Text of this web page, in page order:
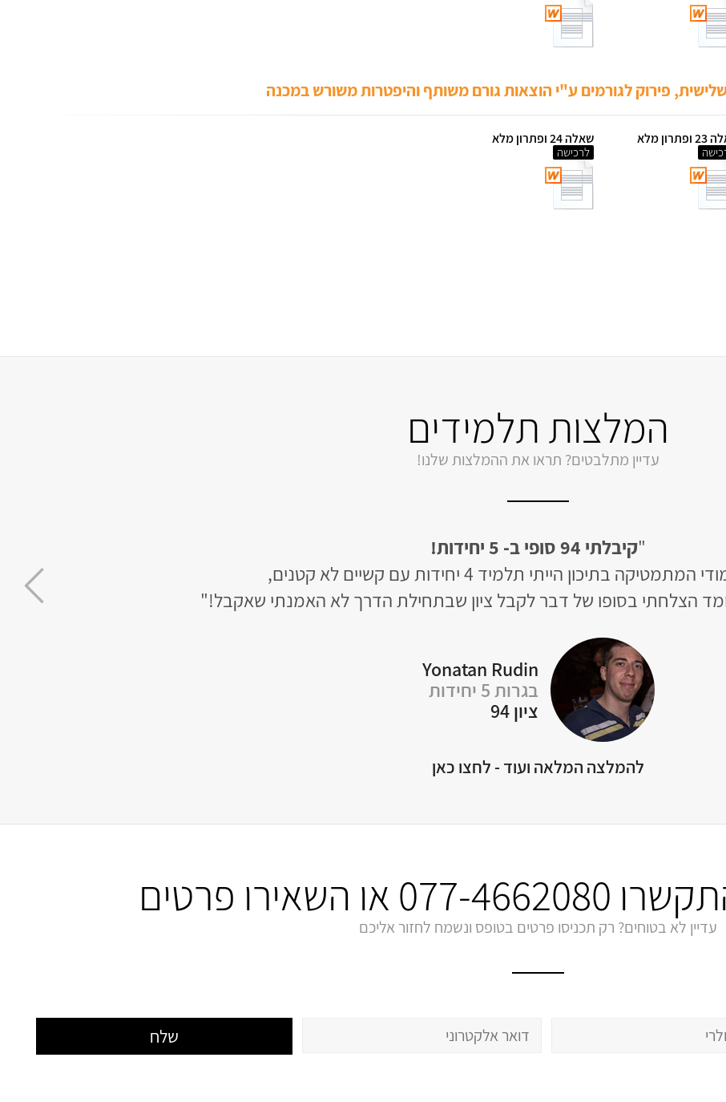
פירוק לגורמים ע"י הוצאות גורם משותף והיפטרות משורש במכנה
מלא שאלה 24 ופתרון מלא
לרכישה
המלצות תלמידים
עדיין מתלבטים? תראו את ההמלצות שלנו!
"קיבלתי 94 סופי ב- 5 יחידות!
בתיכון הייתי תלמיד 4 יחידות עם קשיים לא קטנים,
הצלחתי בסופו של דבר לקבל ציון שבתחילת הדרך לא האמנתי שאקבל!"
Yonatan Rudin
בגרות 5 יחידות
ציון 94
להמלצה המלאה ועוד - לחצו כאן
077-4662080 או השאירו פרטים
עדיין לא בטוחים? רק תכניסו פרטים בטופס ונשמח לחזור אליכם
שלח